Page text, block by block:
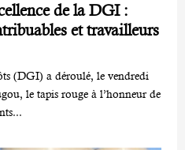
de la DGI :
et travailleurs
(DGI) a déroulé, le vendredi
le tapis rouge à l’honneur de